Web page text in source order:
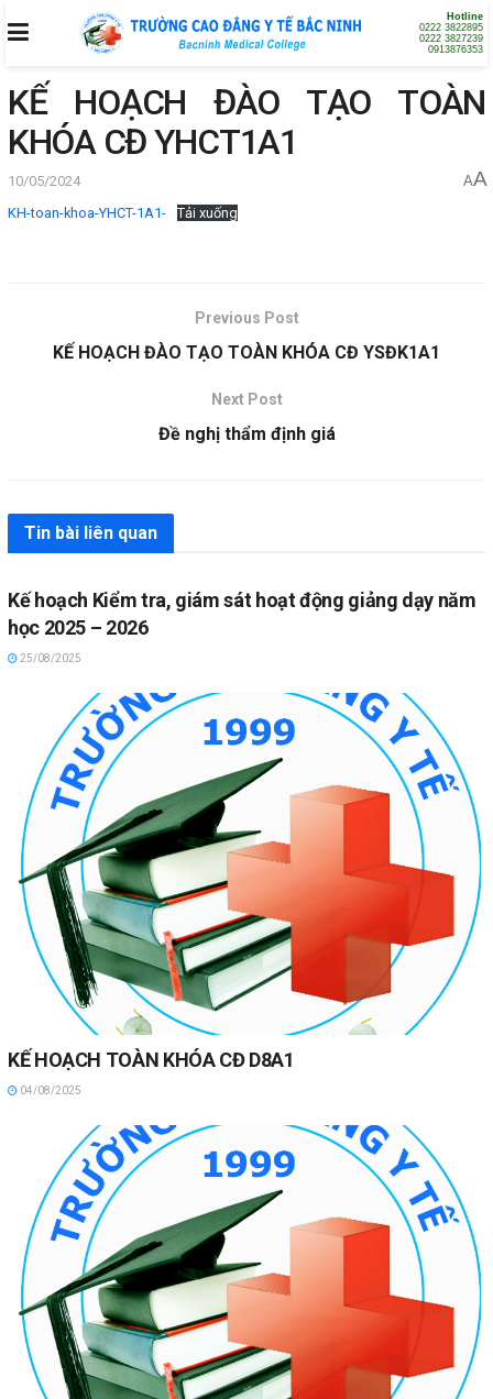
Hotline
0222 3822895
0222 3827239
0913876353
KẾ HOẠCH ĐÀO TẠO TOÀN
KHÓA CĐ YHCT1A1
10/05/2024 AA
KH-toan-khoa-YHCT-1A1- Tải xuống
Previous Post
KẾ HOẠCH ĐÀO TẠO TOÀN KHÓA CĐ YSĐK1A1
Next Post
Đề nghị thẩm định giá
Tin bài liên quan
Kế hoạch Kiểm tra, giám sát hoạt động giảng dạy năm
học 2025 – 2026
25/08/2025
KẾ HOẠCH TOÀN KHÓA CĐ D8A1
04/08/2025